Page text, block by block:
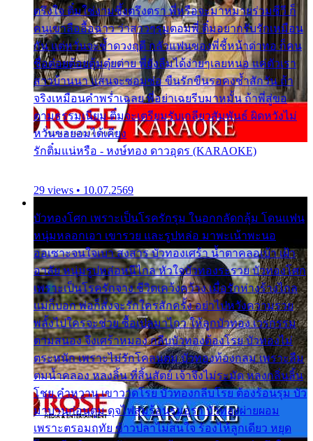
ตรึงใจ ติ๋มใช่งามซึ้งตรึงตรา พี่หรือจะมาหมายร่วมชีวี ก็
คนเขาลืออื้อฉาว ว่าสาวๆรุมตอมพี่ ติ๋มอยากรับรักเหมือน
กัน แต่หวั่นจะช้ำดวงฤดี กลัวแฟนของพี่ชี้หน้าด่าทอ ก็คน
ชื่อต๋อยต้อยตุ้มตุ๋ยต่าย พี่ยังลืมได้ง่ายๆเลยหนอ แค่ตัวเรา
สาวบ้านนา แสนจะซอมซ่อ ขืนรักขืนรอคงช้ำสักวัน ถ้า
จริงเหมือนคำพร่ำเฉลย พี่อย่าเฉยรีบมาหมั้น ถ้าพี่สู่ขอ
ตามธรรมเนียม ติ๋มจะเตรียมรับเกลียวสัมพันธ์ ผิดหวังไม่
หวั่นขอยอมได้เคียง
รักติ๋มแน่หรือ - หงษ์ทอง ดาวอุดร (KARAOKE)
29 views • 10.07.2569
บัวทองโศก เพราะเป็นโรครักรุม ในอกกลัดกลุ้ม โดนแฟน
หนุ่มหลอกเอา เขารวย และรูปหล่อ มาพะเน้าพะนอ
ออเซาะจนใจเบา สงสาร บัวทองเศร้า น้ำตาคลอเบ้า เฝ้า
อาลัย หนุ่มรูปหล่อหนีไกล หัวใจบัวทองระรวย บัวทองโศก
เพราะเป็นโรครักจาง ชีวิตเคว้งคว้าง เมื่อรักห่างร้างไกล
แม่ก็บอก พ่อก็สั่งจะรักใครสักครั้ง อย่าไปหวังความรวย
พลั้งไปใครจะช่วย ซื้อเปลมาไกว ให้ลูกบัวทอง เวรกรรม
ตามสนอง จึงเศร้าหมอง กลีบบัวทองต้องโรย บัวทองไม่
ตระหนัก เพราะไม่รักโคลนตม บัวทองท้องกลม เพราะลืม
ตมน้ำคลอง หลงลิ้น ที่สิ้นสัตย์ เจ้าจึงไม่ระมัด หลงกลิ่นลิ้น
โชย คำหวาน เขาวาดโรย บัวทองกลีบโรย ต้องร้อนรุม บัว
มาบานก่อนตูม ดุจไฟสุมร้อนรุมอุรา บัวทองผ่ายผอม
เพราะตรอมฤทัย ข้าวปลาไม่สนใจ ร้องไห้ลูกเดียว หยุด